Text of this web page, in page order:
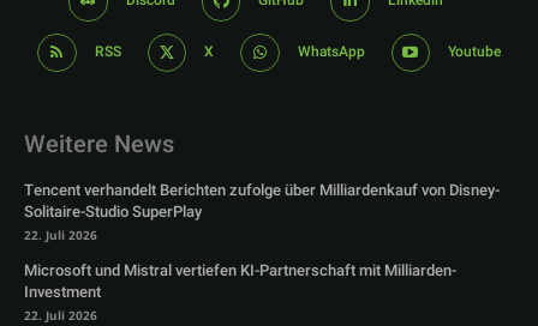
RSS X WhatsApp Youtube
Weitere News
Tencent verhandelt Berichten zufolge über Milliardenkauf von Disney-
Solitaire-Studio SuperPlay
22. Juli 2026
Microsoft und Mistral vertiefen KI-Partnerschaft mit Milliarden-
Investment
22. Juli 2026